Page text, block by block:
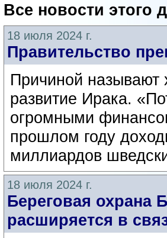
Все новости этого
18 июля 2024 г.
Правительство
Причиной называют
развитие Ирака.
огромными
прошлом году
миллиардов
18 июля 2024 г.
Береговая охрана
расширяется в